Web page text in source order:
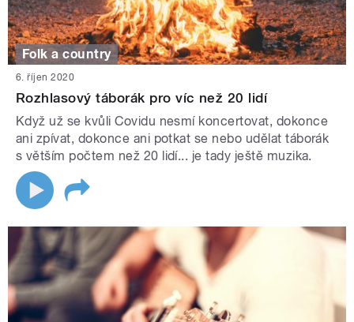
Folk a country
6. říjen 2020
Rozhlasový táborák pro víc než 20 lidí
Když už se kvůli Covidu nesmí koncertovat, dokonce
ani zpívat, dokonce ani potkat se nebo udělat táborák
s větším počtem než 20 lidí... je tady ještě muzika.